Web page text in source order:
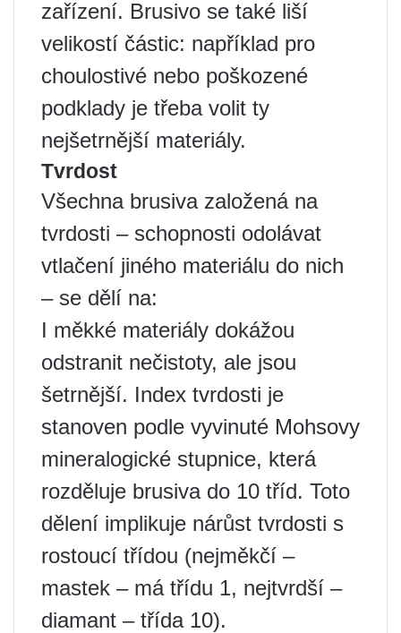
zařízení. Brusivo se také liší
velikostí částic: například pro
choulostivé nebo poškozené
podklady je třeba volit ty
nejšetrnější materiály.
Tvrdost
Všechna brusiva založená na
tvrdosti – schopnosti odolávat
vtlačení jiného materiálu do nich
– se dělí na:
I měkké materiály dokážou
odstranit nečistoty, ale jsou
šetrnější. Index tvrdosti je
stanoven podle vyvinuté Mohsovy
mineralogické stupnice, která
rozděluje brusiva do 10 tříd. Toto
dělení implikuje nárůst tvrdosti s
rostoucí třídou (nejměkčí –
mastek – má třídu 1, nejtvrdší –
diamant – třída 10).